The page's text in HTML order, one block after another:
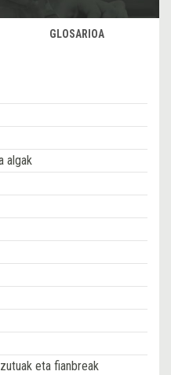
GLOSARIOA
algak
eta fianbreak